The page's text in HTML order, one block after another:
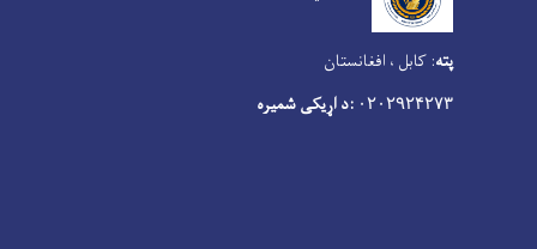
پته: کابل ، افغانستان
۰۲۰۲۹۲۴۲۷۳ :د اړیکی شمیره